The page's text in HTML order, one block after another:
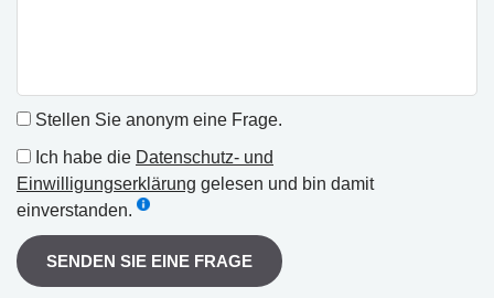
Stellen Sie anonym eine Frage.
Ich habe die Datenschutz- und
Einwilligungserklärung gelesen und bin damit
einverstanden.
SENDEN SIE EINE FRAGE